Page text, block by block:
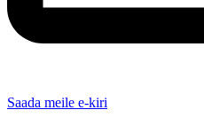
Saada meile e-kiri